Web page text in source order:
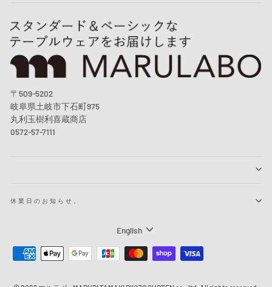
〒509-5202
岐阜県土岐市下石町975
丸利玉樹利喜蔵商店
0572-57-7111
休業日のお知らせ。
Language
English